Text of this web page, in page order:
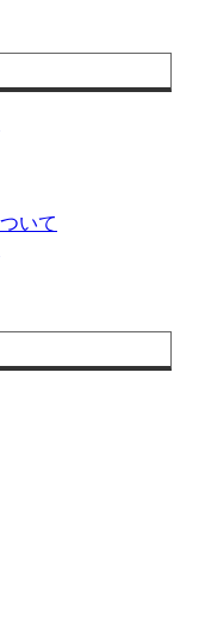
いて